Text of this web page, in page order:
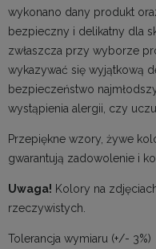
wykonano dany produkt
bezpieczny i delikatny dla
zwłaszcza przy wyborze
wykazywać się wyjątkową
bezpieczeństwo
wystąpienia alergii, czy
Przepiękne wzory, żywe
gwarantują zadowolenie i
Uwaga! Kolory na
rzeczywistych.
Tolerancja wymiaru (+/- 3%)